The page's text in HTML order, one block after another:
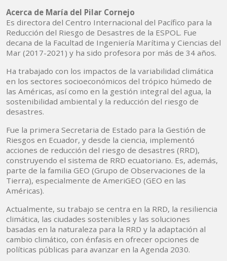
Acerca de María del Pilar Cornejo
Es directora del Centro Internacional del Pacífico para la
Reducción del Riesgo de Desastres de la ESPOL. Fue
decana de la Facultad de Ingeniería Marítima y Ciencias del
Mar (2017-2021) y ha sido profesora por más de 34 años.
Ha trabajado con los impactos de la variabilidad climática
en los sectores socioeconómicos del trópico húmedo de
las Américas, así como en la gestión integral del agua, la
sostenibilidad ambiental y la reducción del riesgo de
desastres.
Fue la primera Secretaria de Estado para la Gestión de
Riesgos en Ecuador, y desde la ciencia, implementó
acciones de reducción del riesgo de desastres (RRD),
construyendo el sistema de RRD ecuatoriano. Es, además,
parte de la familia GEO (Grupo de Observaciones de la
Tierra), especialmente de AmeriGEO (GEO en las
Américas).
Actualmente, su trabajo se centra en la RRD, la resiliencia
climática, las ciudades sostenibles y las soluciones
basadas en la naturaleza para la RRD y la adaptación al
cambio climático, con énfasis en ofrecer opciones de
políticas públicas para avanzar en la Agenda 2030.